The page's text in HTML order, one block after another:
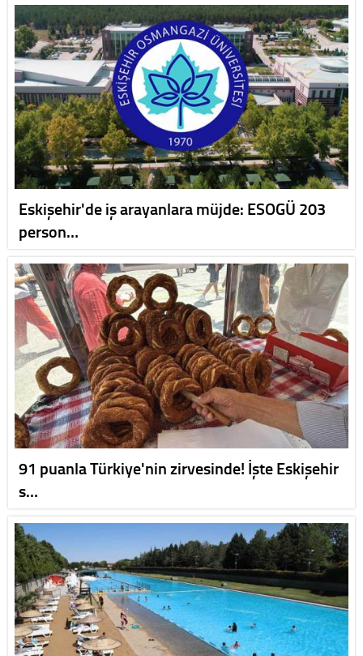
Eskişehir'de iş arayanlara müjde: ESOGÜ 203
person…
91 puanla Türkiye'nin zirvesinde! İşte Eskişehir
s…